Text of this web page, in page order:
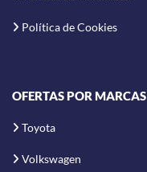
Política de Cookies
OFERTAS POR MARCAS
Toyota
Volkswagen